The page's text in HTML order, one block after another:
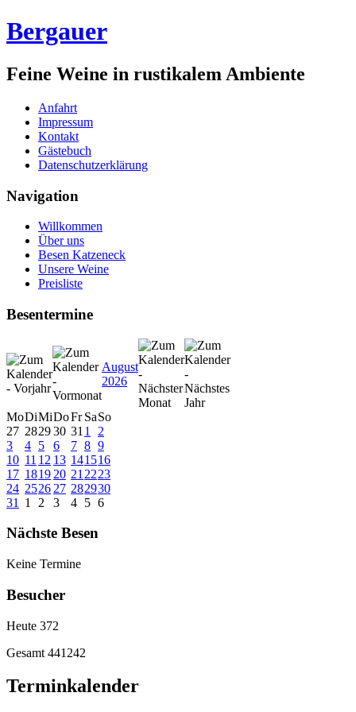
Bergauer
Feine Weine in rustikalem Ambiente
Anfahrt
Impressum
Kontakt
Gästebuch
Datenschutzerklärung
Navigation
Willkommen
Über uns
Besen Katzeneck
Unsere Weine
Preisliste
Besentermine
August
2026
MoDiMiDoFr SaSo
27 282930 31 1
2
3
4 5 6 7 8 9
10 11 12 13 141516
17 1819 20 21 2223
24 2526 27 282930
31
1 2 3 4 5 6
Nächste Besen
Keine Termine
Besucher
Heute 372
Gesamt 441242
Terminkalender